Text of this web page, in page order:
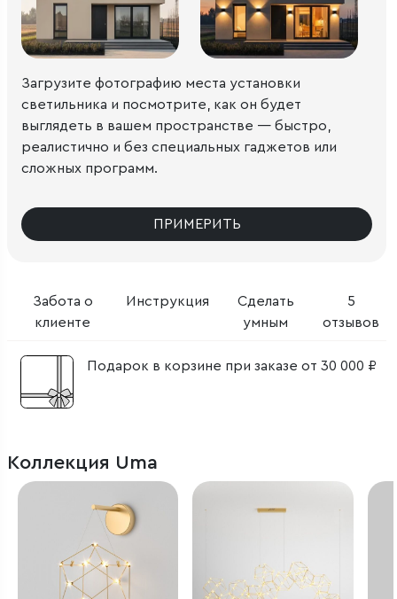
Забота о
клиенте
Инструкция
Сделать
умным
5
отзывов
Подарок в корзине при заказе от 30 000 ₽
Загрузите фотографию места установки
светильника и посмотрите, как он будет
выглядеть в вашем пространстве — быстро,
реалистично и без специальных гаджетов или
сложных программ.
ПРИМЕРИТЬ
Коллекция Uma